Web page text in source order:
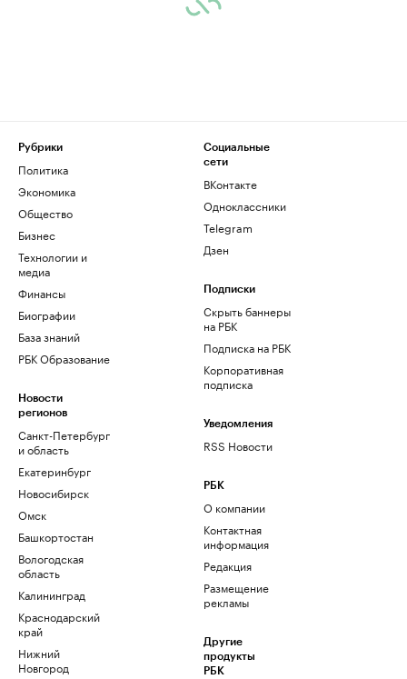
Рубрики
Политика
Экономика
Общество
Бизнес
Технологии и
медиа
Финансы
Биографии
База знаний
РБК Образование
Новости
регионов
Санкт-Петербург
и область
Екатеринбург
Новосибирск
Омск
Башкортостан
Вологодская
область
Калининград
Краснодарский
край
Нижний
Новгород
Социальные
сети
ВКонтакте
Одноклассники
Telegram
Дзен
Подписки
Скрыть баннеры
на РБК
Подписка на РБК
Корпоративная
подписка
Уведомления
RSS Новости
РБК
О компании
Контактная
информация
Редакция
Размещение
рекламы
Другие
продукты
РБК